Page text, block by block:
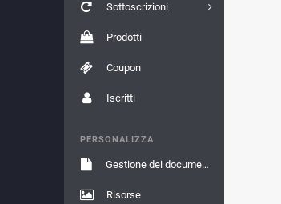
Sottoscrizioni
Prodotti
Coupon
Iscritti
PERSONALIZZA
Gestione dei documenti
Risorse